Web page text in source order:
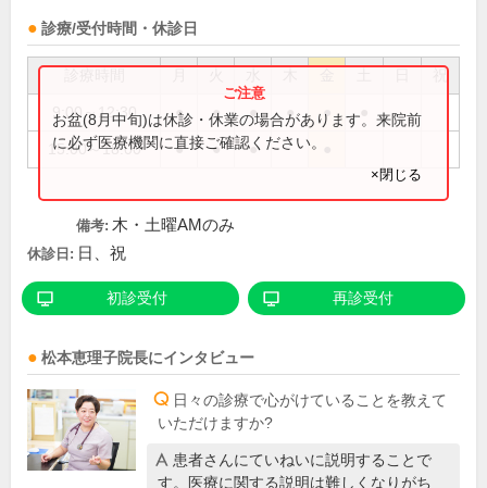
診療/受付時間・休診日
祝
9:00～12:30 ● ● ● ● ●
15:00～18:00 ● ● ●
お盆(8月中旬)は休診・休業の場合があります。来院前
に必ず医療機関に直接ご確認ください。
×閉じる
備考: 木・土曜AMのみ
休診日: 日、祝
初診受付 再診受付
松本恵理子院長にインタビュー
日々の診療で心がけていることを教えて
いただけますか?
患者さんにていねいに説明することで
す。医療に関する説明は難しくなりがち